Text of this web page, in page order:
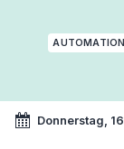
AUTOMATION
Donnerstag,